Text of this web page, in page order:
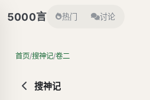
5000言 热门 讨论
首页/搜神记/卷二
搜神记